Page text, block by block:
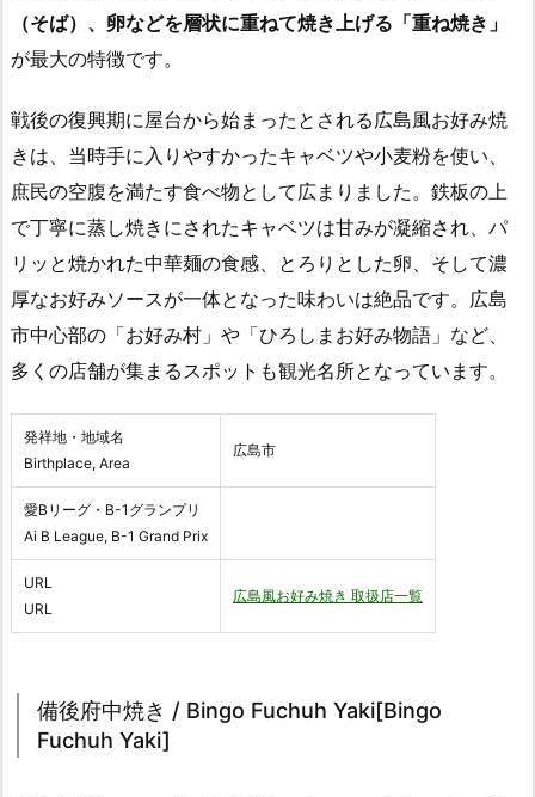
（そば）、卵などを層状に重ねて焼き上げる「重ね焼き」
が最大の特徴です。
戦後の復興期に屋台から始まったとされる広島風お好み焼
きは、当時手に入りやすかったキャベツや小麦粉を使い、
庶民の空腹を満たす食べ物として広まりました。鉄板の上
で丁寧に蒸し焼きにされたキャベツは甘みが凝縮され、パ
リッと焼かれた中華麺の食感、とろりとした卵、そして濃
厚なお好みソースが一体となった味わいは絶品です。広島
市中心部の「お好み村」や「ひろしまお好み物語」など、
多くの店舗が集まるスポットも観光名所となっています。
発祥地・地域名
Birthplace, Area
広島市
愛Bリーグ・B-1グランプリ
Ai B League, B-1 Grand Prix
URL
URL
広島風お好み焼き 取扱店一覧
備後府中焼き / Bingo Fuchuh Yaki[Bingo
Fuchuh Yaki]